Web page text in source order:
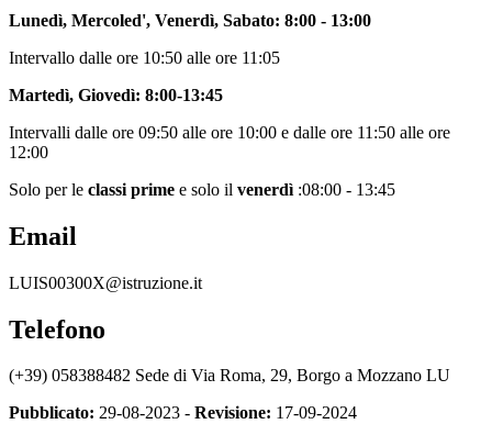
Lunedì, Mercoled', Venerdì, Sabato: 8:00 - 13:00
Intervallo dalle ore 10:50 alle ore 11:05
Martedì, Giovedì: 8:00-13:45
Intervalli dalle ore 09:50 alle ore 10:00 e dalle ore 11:50 alle ore
12:00
Solo per le classi prime e solo il venerdì :08:00 - 13:45
Email
LUIS00300X@istruzione.it
Telefono
(+39) 058388482 Sede di Via Roma, 29, Borgo a Mozzano LU
Pubblicato: 29-08-2023 - Revisione: 17-09-2024